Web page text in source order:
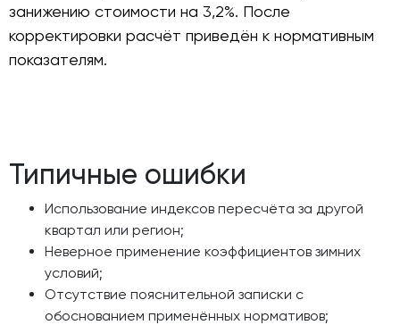
занижению стоимости на 3,2%. После
корректировки расчёт приведён к нормативным
показателям.
Типичные ошибки
Использование индексов пересчёта за другой
квартал или регион;
Неверное применение коэффициентов зимних
условий;
Отсутствие пояснительной записки с
обоснованием применённых нормативов;